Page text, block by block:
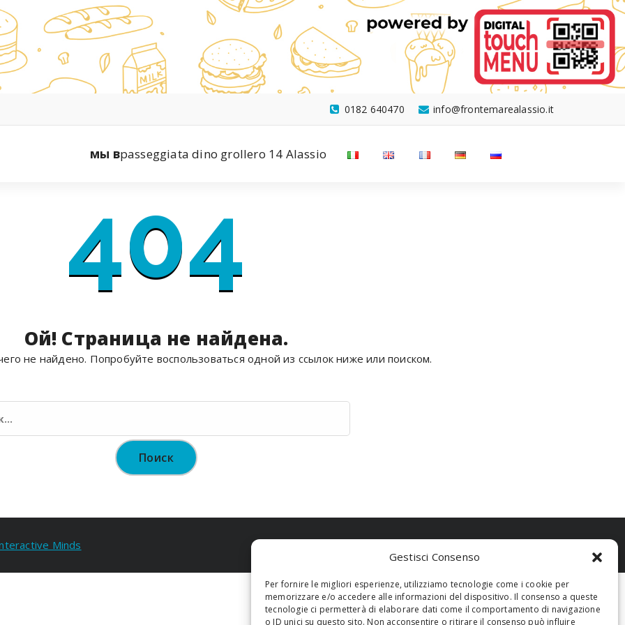
Gestisci Consenso
Per fornire le migliori esperienze, utilizziamo tecnologie come i cookie per
memorizzare e/o accedere alle informazioni del dispositivo. Il consenso a queste
tecnologie ci permetterà di elaborare dati come il comportamento di navigazione
o ID unici su questo sito. Non acconsentire o ritirare il consenso può influire
info@frontemarealassio.it
0182 640470
мы вpasseggiata dino grollero 14 Alassio
404
Ой! Страница не найдена.
не найдено. Попробуйте воспользоваться одной из ссылок ниже или поиском.
Minds